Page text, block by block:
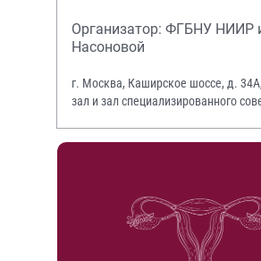
Организатор: ФГБНУ НИИР
Насоновой
г. Москва, Каширское шоссе, д.
зал и зал специализированного